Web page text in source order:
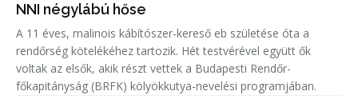
NNI négylábú hőse
A 11 éves, malinois kábítószer-kereső eb születése óta a
rendőrség kötelékéhez tartozik. Hét testvérével együtt ők
voltak az elsők, akik részt vettek a Budapesti Rendőr-
főkapitányság (BRFK) kölyökkutya-nevelési programjában.